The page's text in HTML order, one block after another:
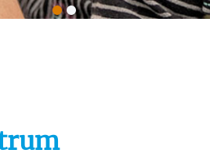
notwendige Cookies, die
von einer Einwilligung.
Automatische